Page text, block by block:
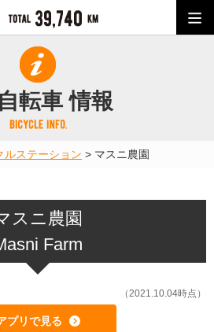
転車 情報
ルステーション > マスニ農園
スニ農園
Farm
（2021.10.04時点）
プリで見る